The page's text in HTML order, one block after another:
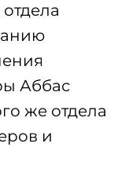
Аббас
же отдела
и